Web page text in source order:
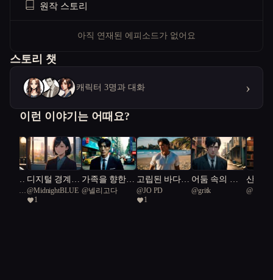
원작 스토리
아직 연재된 에피소드가 없어요
스토리 챗
캐릭터 3명과 대화 ›
이런 이야기는 어때요?
실의
Mallard
디지털 경계의
춤
@MidnightBLUE
1
가족을 향한
그림자
@넬리고다
고립된 바다의
경계
@JO PD
1
어둠 속의 유
대: 지하세계
@gritk
산장
일기
@디도